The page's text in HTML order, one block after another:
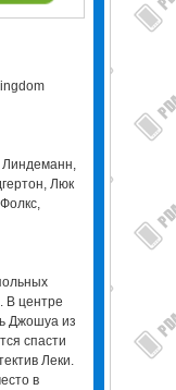
Люк
В центре
Джошуа из
спасти
Леки.
в